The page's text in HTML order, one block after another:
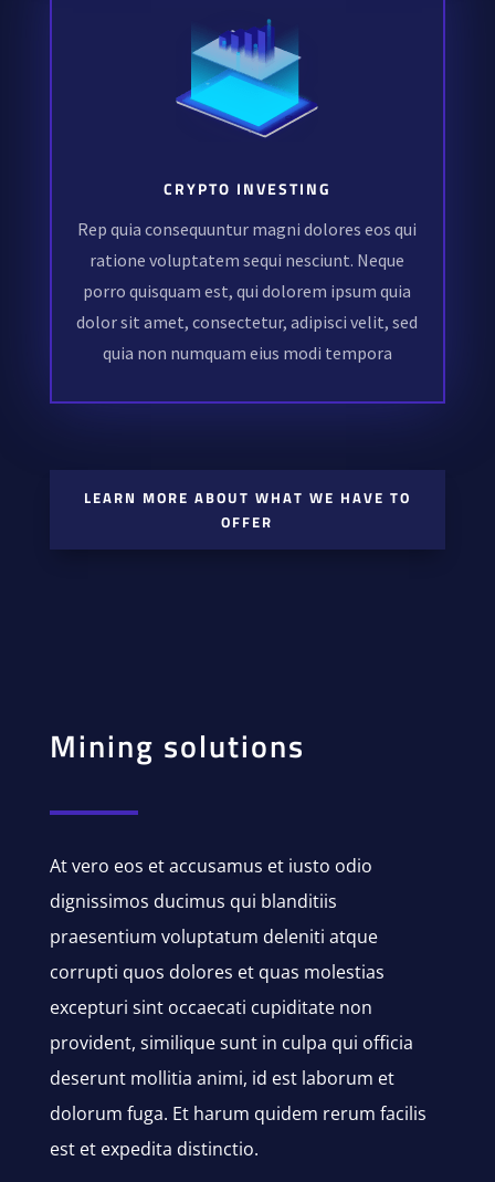
CRYPTO INVESTING
Rep quia consequuntur magni dolores eos qui
ratione voluptatem sequi nesciunt. Neque
porro quisquam est, qui dolorem ipsum quia
dolor sit amet, consectetur, adipisci velit, sed
quia non numquam eius modi tempora
LEARN MORE ABOUT WHAT WE HAVE TO
OFFER
Mining solutions
At vero eos et accusamus et iusto odio
dignissimos ducimus qui blanditiis
praesentium voluptatum deleniti atque
corrupti quos dolores et quas molestias
excepturi sint occaecati cupiditate non
provident, similique sunt in culpa qui officia
deserunt mollitia animi, id est laborum et
dolorum fuga. Et harum quidem rerum facilis
est et expedita distinctio.